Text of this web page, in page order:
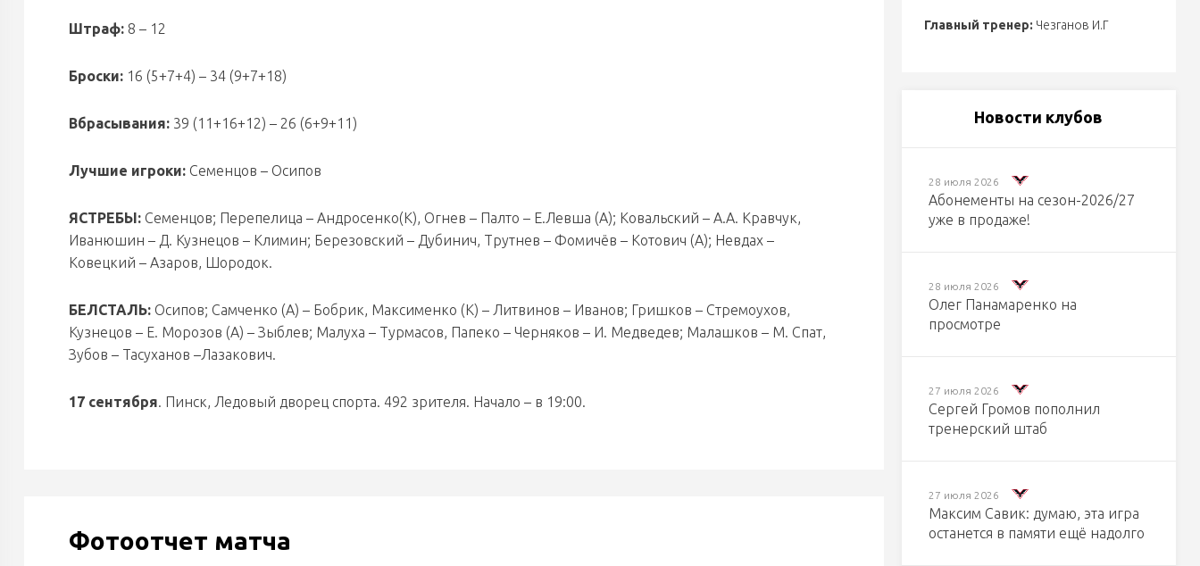
Штраф: 8 – 12
Броски: 16 (5+7+4) – 34 (9+7+18)
Вбрасывания: 39 (11+16+12) – 26 (6+9+11)
Лучшие игроки: Семенцов – Осипов
ЯСТРЕБЫ: Семенцов; Перепелица – Андросенко(К), Огнев – Палто – Е.Левша (А); Ковальский – А.А. Кравчук,
Иванюшин – Д. Кузнецов – Климин; Березовский – Дубинич, Трутнев – Фомичёв – Котович (А); Невдах –
Ковецкий – Азаров, Шородок.
БЕЛСТАЛЬ: Осипов; Самченко (А) – Бобрик, Максименко (К) – Литвинов – Иванов; Гришков – Стремоухов,
Кузнецов – Е. Морозов (А) – Зыблев; Малуха – Турмасов, Папеко – Черняков – И. Медведев; Малашков – М. Спат,
Зубов – Тасуханов –Лазакович.
17 сентября. Пинск, Ледовый дворец спорта. 492 зрителя. Начало – в 19:00.
Фотоотчет матча
Главный тренер: Чезганов И.Г
Новости клубов
28 июля 2026
Абонементы на сезон-2026/27
уже в продаже!
28 июля 2026
Олег Панамаренко на
просмотре
27 июля 2026
Сергей Громов пополнил
тренерский штаб
27 июля 2026
Максим Савик: думаю, эта игра
останется в памяти ещё надолго